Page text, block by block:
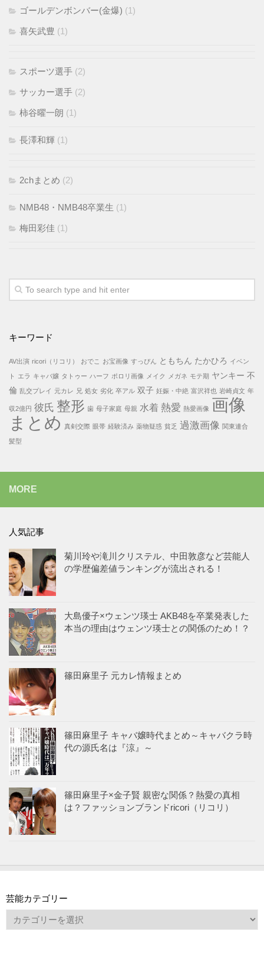
ゴールデンボンバー(金爆) (1)
喜矢武豊 (1)
スポーツ選手 (2)
サッカー選手 (2)
柿谷曜一朗 (1)
長澤和輝 (1)
2chまとめ (2)
NMB48・NMB48卒業生 (1)
梅田彩佳 (1)
キーワード
AV出演 ricori（リコリ） おでこ お宝画像 すっぴん ともちん たかひろ イベン
ト エラ キャバ嬢 タトゥー ハーフ ポロリ画像 メイク メガネ モテ期 ヤンキー 不
倫 乱交プレイ 元カレ 兄 処女 劣化 卒アル 双子 妊娠・中絶 富沢祥也 岩崎貞文 年
収2億円 彼氏 整形 歯 母子家庭 母親 水着 熱愛 熱愛画像 画像
まとめ
真剣交際 眼帯 経験済み 薬物疑惑 貧乏 過激画像 関東連合
髪型
MORE
人気記事
菊川玲や滝川クリステル、中田敦彦など芸能人
の学歴偏差値ランキングが流出される！
大島優子×ウェンツ瑛士 AKB48を卒業発表した
本当の理由はウェンツ瑛士との関係のため！？
篠田麻里子 元カレ情報まとめ
篠田麻里子 キャバ嬢時代まとめ～キャバクラ時
代の源氏名は『涼』～
篠田麻里子×金子賢 親密な関係？熱愛の真相
は？ファッションブランドricori（リコリ）
芸能カテゴリー